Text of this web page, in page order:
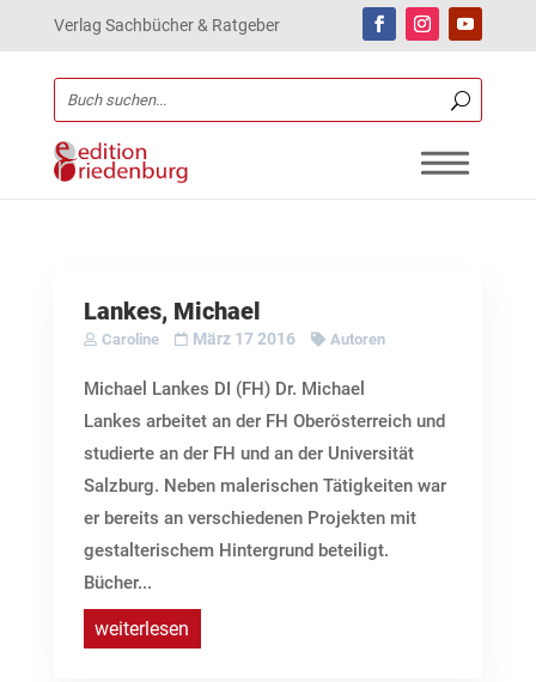
Verlag Sachbücher & Ratgeber
Lankes, Michael
Caroline März 17 2016 Autoren
Michael Lankes DI (FH) Dr. Michael
Lankes arbeitet an der FH Oberösterreich und
studierte an der FH und an der Universität
Salzburg. Neben malerischen Tätigkeiten war
er bereits an verschiedenen Projekten mit
gestalterischem Hintergrund beteiligt.
Bücher...
weiterlesen